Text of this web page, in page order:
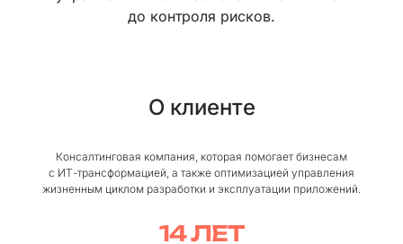
до контроля рисков.
О клиенте
Консалтинговая компания, которая помогает бизнесам
с ИТ⁠-⁠трансформацией, а также оптимизацией управления
жизненным циклом разработки и эксплуатации приложений.
14 ЛЕТ